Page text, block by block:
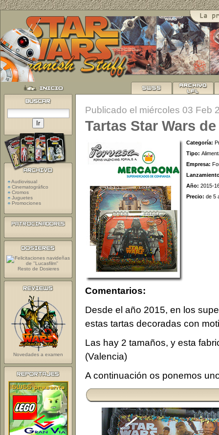
Publicado el miércoles 03 Feb
Tartas Star Wars
Categoría:
Tipo:
Empresa:
Año: 2015-
Precio: de 5
Comentarios:
Desde el año 2015, en los
estas tartas decoradas con
Las hay 2 tamaños, y esta
(Valencia)
A continuación os ponemos
Audiovisual
Cinematográfico
Cromos
Juguetes
Promociones
Resto de Dosieres
Novedades a examen